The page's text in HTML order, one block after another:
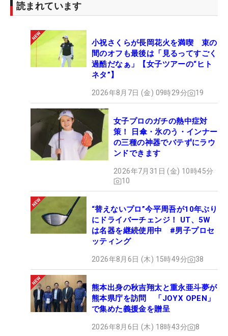
読まれています
小祝さくらが長岡花火を満喫 束の
間のオフも最後は「見るってすごく
過酷だなぁ」【女子ツアーの“ヒト
ネタ”】
2026年8月7日 (金) 09時29分 19
女子プロのガチの熱中症対
策！ 日傘・氷のう・インナー
の三種の神器でバテずにラウ
ンドできます
2026年7月31日 (金) 10時45分
10
“替えないプロ”今平周吾が10年ぶり
にドライバーチェンジ！ UT、5W
は名器を継続使用中 #男子プロセ
ッティング
2026年8月6日 (木) 15時49分 38
熊本出身の秋吉翔太と重永亜斗夢が
熊本県庁を訪問 「JOYX OPEN」
で集めた義援金を贈呈
2026年8月6日 (木) 18時43分 8